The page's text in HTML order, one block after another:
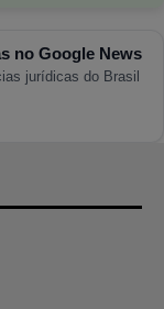
no Google News
jurídicas do Brasil